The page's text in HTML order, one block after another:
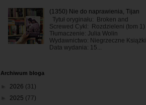
(1350) Nie do naprawienia, Tijan
Tytuł oryginału: Broken and
Screwed Cykl: Rozdzieleni (tom 1)
Tłumaczenie: Julia Wolin
Wydawnictwo: Niegrzeczne Książki
Data wydania: 15...
Archiwum bloga
2026 (31)
2025 (77)